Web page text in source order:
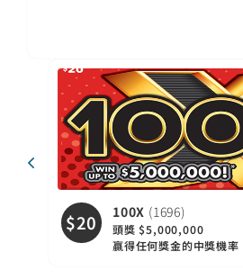
$20 100X (1696)
頭獎 $5,000,000
贏得任何獎金的中獎機